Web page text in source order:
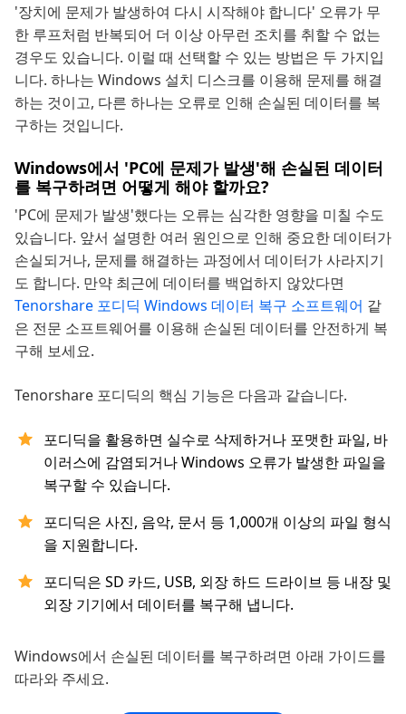
'장치에 문제가 발생하여 다시 시작해야 합니다' 오류가 무
한 루프처럼 반복되어 더 이상 아무런 조치를 취할 수 없는
경우도 있습니다. 이럴 때 선택할 수 있는 방법은 두 가지입
니다. 하나는 Windows 설치 디스크를 이용해 문제를 해결
하는 것이고, 다른 하나는 오류로 인해 손실된 데이터를 복
구하는 것입니다.
Windows에서 'PC에 문제가 발생'해 손실된 데이터
를 복구하려면 어떻게 해야 할까요?
'PC에 문제가 발생'했다는 오류는 심각한 영향을 미칠 수도
있습니다. 앞서 설명한 여러 원인으로 인해 중요한 데이터가
손실되거나, 문제를 해결하는 과정에서 데이터가 사라지기
도 합니다. 만약 최근에 데이터를 백업하지 않았다면
Tenorshare 포디딕 Windows 데이터 복구 소프트웨어 같
은 전문 소프트웨어를 이용해 손실된 데이터를 안전하게 복
구해 보세요.
Tenorshare 포디딕의 핵심 기능은 다음과 같습니다.
포디딕을 활용하면 실수로 삭제하거나 포맷한 파일, 바
이러스에 감염되거나 Windows 오류가 발생한 파일을
복구할 수 있습니다.
포디딕은 사진, 음악, 문서 등 1,000개 이상의 파일 형식
을 지원합니다.
포디딕은 SD 카드, USB, 외장 하드 드라이브 등 내장 및
외장 기기에서 데이터를 복구해 냅니다.
Windows에서 손실된 데이터를 복구하려면 아래 가이드를
따라와 주세요.